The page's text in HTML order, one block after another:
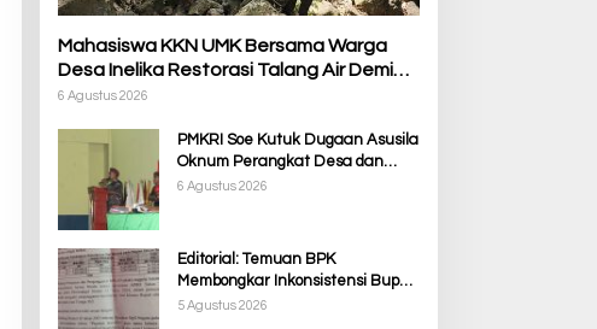
Mahasiswa KKN UMK Bersama Warga
Desa Inelika Restorasi Talang Air Demi
Kelancaran Irigasi Sawah
6 Agustus 2026
PMKRI Soe Kutuk Dugaan Asusila
Oknum Perangkat Desa dan
Guru PPPK, Soroti Ketimpangan
6 Agustus 2026
Editorial: Temuan BPK
Membongkar Inkonsistensi Bupati
Kupang dalam Menjalankan
5 Agustus 2026